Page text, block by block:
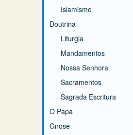
Islamismo
Doutrina
Liturgia
Mandamentos
Nossa Senhora
Sacramentos
Sagrada Escritura
O Papa
Gnose